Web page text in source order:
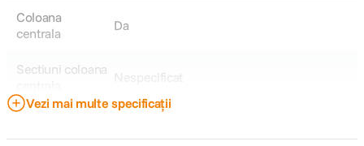
Coloana
centrala
Da
Sectiuni coloana Nespecificat
contragreutati
Vezi mai multe specificații